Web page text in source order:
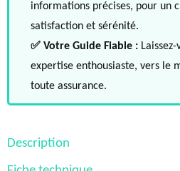
informations précises, pour un
satisfaction et sérénité.
✅ Votre Guide Fiable :
expertise enthousiaste, vers le
toute assurance.
Description